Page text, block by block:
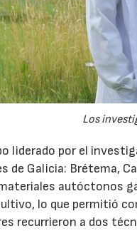
Los
liderado por el
de Galicia: Brétema,
autóctonos
lo que permitió
recurrieron a dos